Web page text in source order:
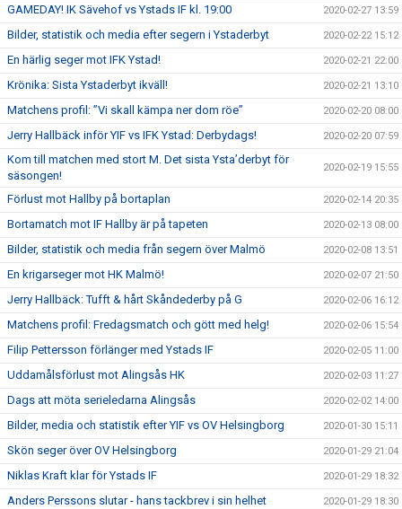
GAMEDAY! IK Sävehof vs Ystads IF kl. 19:00 2020-02-27 13:59
Bilder, statistik och media efter segern i Ystaderbyt 2020-02-22 15:12
En härlig seger mot IFK Ystad! 2020-02-21 22:00
Krönika: Sista Ystaderbyt ikväll! 2020-02-21 13:10
Matchens profil: ”Vi skall kämpa ner dom röe” 2020-02-20 08:00
Jerry Hallbäck inför YIF vs IFK Ystad: Derbydags! 2020-02-20 07:59
Kom till matchen med stort M. Det sista Ysta’derbyt för
säsongen!
2020-02-19 15:55
Förlust mot Hallby på bortaplan 2020-02-14 20:35
Bortamatch mot IF Hallby är på tapeten 2020-02-13 08:00
Bilder, statistik och media från segern över Malmö 2020-02-08 13:51
En krigarseger mot HK Malmö! 2020-02-07 21:50
Jerry Hallbäck: Tufft & hårt Skåndederby på G 2020-02-06 16:12
Matchens profil: Fredagsmatch och gött med helg! 2020-02-06 15:54
Filip Pettersson förlänger med Ystads IF 2020-02-05 11:00
Uddamålsförlust mot Alingsås HK 2020-02-03 11:27
Dags att möta serieledarna Alingsås 2020-02-02 14:00
Bilder, media och statistik efter YIF vs OV Helsingborg 2020-01-30 15:11
Skön seger över OV Helsingborg 2020-01-29 21:04
Niklas Kraft klar för Ystads IF 2020-01-29 18:32
Anders Perssons slutar - hans tackbrev i sin helhet 2020-01-29 18:30